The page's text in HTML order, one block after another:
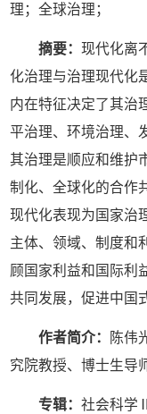
理；全球治理；
摘要： 现代化离
化治理与治理现代化
内在特征决定了其治
平治理、环境治理、
其治理是顺应和维护
制化、全球化的合作
现代化表现为国家治
主体、领域、制度和
顾国家利益和国际利
共同发展，促进中国
作者简介：
陈伟
究院教授、博士生导
专辑： 社会科学